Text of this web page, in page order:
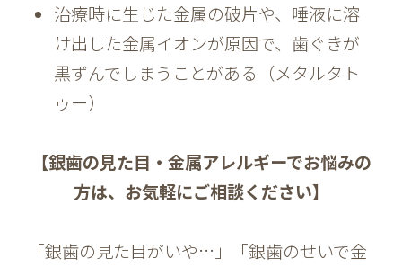
治療時に生じた金属の破片や、唾液に溶
け出した金属イオンが原因で、歯ぐきが
黒ずんでしまうことがある（メタルタト
ゥー）
【銀歯の見た目・金属アレルギーでお悩みの
方は、お気軽にご相談ください】
「銀歯の見た目がいや…」「銀歯のせいで金